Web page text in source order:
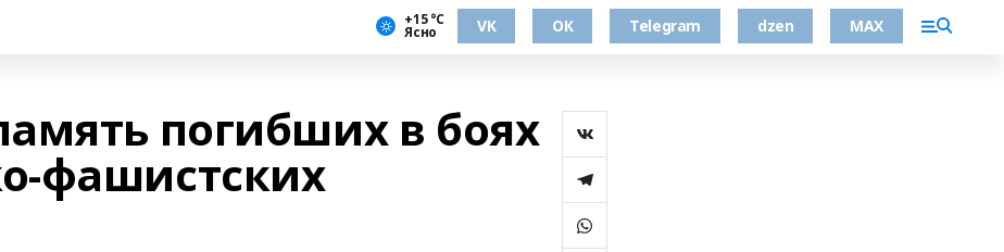
+15 °С
Ясно VK ОК Telegram dzen MAX
погибших в боях
фашистских